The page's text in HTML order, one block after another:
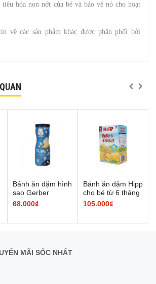
hóa non nớt của bé và bảo vệ nó cho hoạt
về các sản phẩm khác được phân phối bởi
Bánh ăn dặm hình
sao Gerber
68.000₫
Bánh ăn dặm Hipp
cho bé từ 6 tháng
tuổi
105.000₫
MÃI SỐC NHẤT